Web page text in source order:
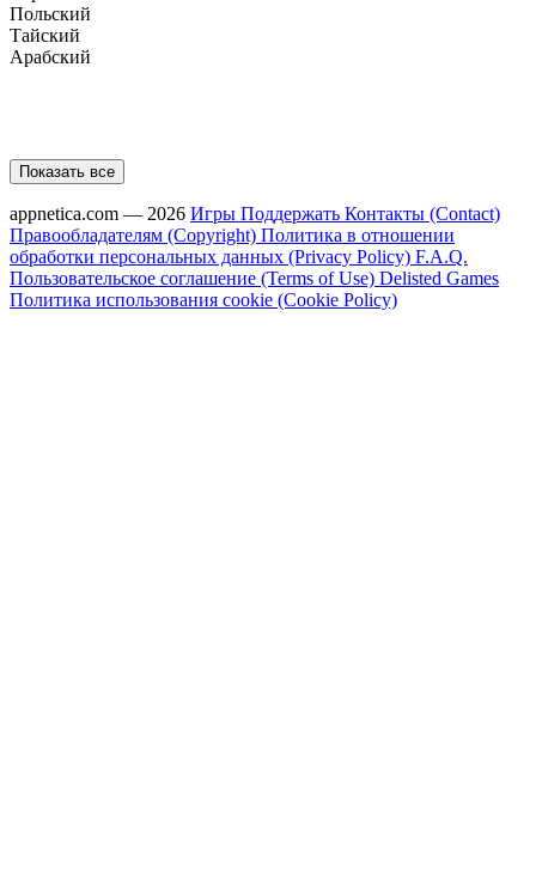
Польский
Тайский
Арабский
Показать все
appnetica.com — 2026 Игры Поддержать Контакты (Contact)
Правообладателям (Copyright) Политика в отношении
обработки персональных данных (Privacy Policy) F.A.Q.
Пользовательское соглашение (Terms of Use) Delisted Games
Политика использования cookie (Cookie Policy)